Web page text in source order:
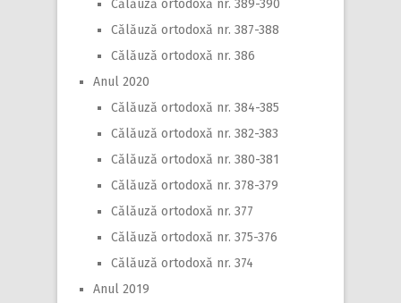
Călăuză ortodoxă nr. 389-390
Călăuză ortodoxă nr. 387-388
Călăuză ortodoxă nr. 386
Anul 2020
Călăuză ortodoxă nr. 384-385
Călăuză ortodoxă nr. 382-383
Călăuză ortodoxă nr. 380-381
Călăuză ortodoxă nr. 378-379
Călăuză ortodoxă nr. 377
Călăuză ortodoxă nr. 375-376
Călăuză ortodoxă nr. 374
Anul 2019